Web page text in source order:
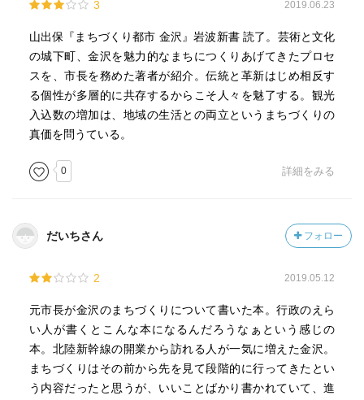
3 2019.06.23
山出保『まちづくり都市 金沢』岩波新書 読了。芸術と文化
の城下町、金沢を魅力的なまちにつくりあげてきたプロセ
スを、市長を務めた著者が紹介。伝統と革新はじめ相反す
る個性が多層的に共存するからこそ人々を魅了する。観光
入込数の増加は、地域の生活との両立というまちづくりの
真価を問うている。
0 詳細をみる
だいちさん フォロー
2 2019.05.12
元市長が金沢のまちづくりについて書いた本。行政のえら
い人が書くとこんな本になるんだろうなぁという感じの
本。北陸新幹線の開業から訪れる人が一気に増えた金沢。
まちづくりはその前から先を見て段階的に行ってきたとい
う内容だったと思うが、いいことばかり書かれていて、進